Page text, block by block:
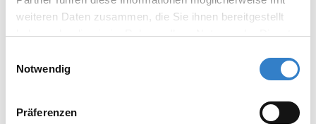
weiteren Daten zusammen, die Sie ihnen bereitgestellt
haben oder die sie im Rahmen Ihrer Nutzung der Dienste
Notwendig
Präferenzen
Gegebenheiten des Einzelfalls abgestimmt
werden.
Produktinformationen
der CHEMOTECHNIK